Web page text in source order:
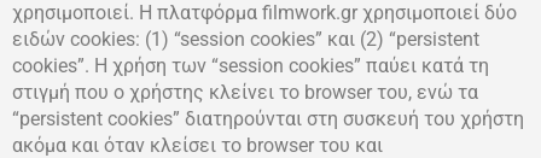
χρησιμοποιεί. Η πλατφόρμα filmwork.gr χρησιμοποιεί δύο
ειδών cookies: (1) “session cookies” και (2) “persistent
cookies”. Η χρήση των “session cookies” παύει κατά τη
στιγμή που ο χρήστης κλείνει το browser του, ενώ τα
“persistent cookies” διατηρούνται στη συσκευή του χρήστη
ακόμα και όταν κλείσει το browser του και